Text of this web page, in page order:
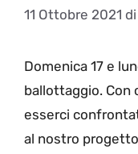
11 Ottobre 2021 di
Domenica 17 e
ballottaggio. Con
esserci
al nostro